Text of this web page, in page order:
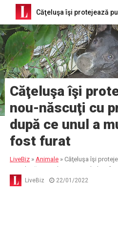
Căţeluşa îşi
nou-născuţi cu
după ce unul a
fost furat
LiveBiz » Animale » Căţeluşa îşi
trup după ce unul a murit şi altul i-a
LiveBiz 22/01/2022